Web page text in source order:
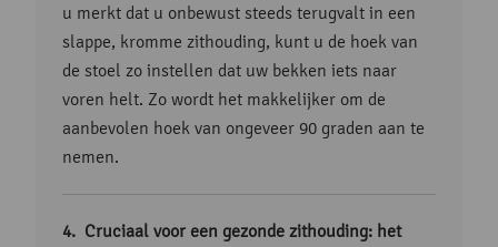
u merkt dat u onbewust steeds terugvalt in een
slappe, kromme zithouding, kunt u de hoek van
de stoel zo instellen dat uw bekken iets naar
voren helt. Zo wordt het makkelijker om de
aanbevolen hoek van ongeveer 90 graden aan te
nemen.
Cruciaal voor een gezonde zithouding: het